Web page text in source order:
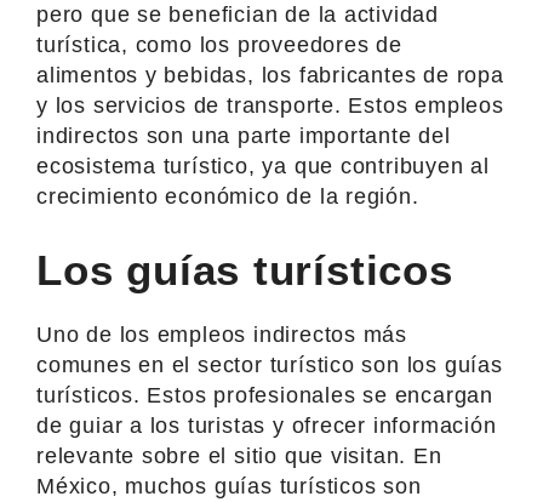
pero que se benefician de la actividad
turística, como los proveedores de
alimentos y bebidas, los fabricantes de ropa
y los servicios de transporte. Estos empleos
indirectos son una parte importante del
ecosistema turístico, ya que contribuyen al
crecimiento económico de la región.
Los guías turísticos
Uno de los empleos indirectos más
comunes en el sector turístico son los guías
turísticos. Estos profesionales se encargan
de guiar a los turistas y ofrecer información
relevante sobre el sitio que visitan. En
México, muchos guías turísticos son